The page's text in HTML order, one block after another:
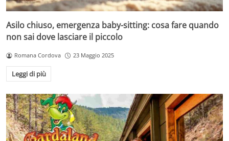
Asilo chiuso, emergenza baby-sitting: cosa fare quando
non sai dove lasciare il piccolo
Romana Cordova 23 Maggio 2025
Leggi di più